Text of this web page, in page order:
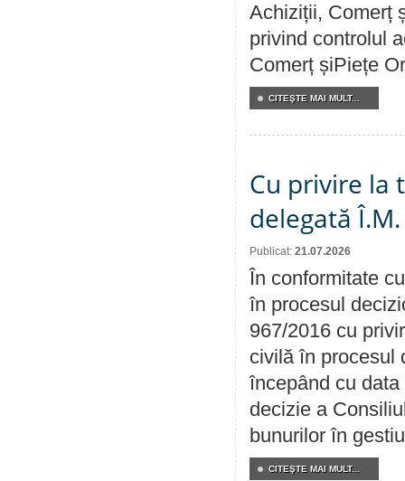
Achiziții, Comerț
privind controlul
Comerț șiPiețe
CITEŞTE MAI MULT...
Cu privire la
delegată
Publicat: 21.07.2026
În conformitate
în procesul
967/2016 cu
civilă în procesul
începând cu
decizie a
bunurilor în
CITEŞTE MAI MULT...